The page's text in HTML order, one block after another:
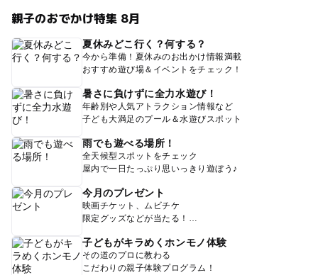
親子のおでかけ特集 8月
夏休みどこ行く？何する？
今から準備！夏休みのお出かけ情報満載
おすすめ遊び場＆イベントをチェック！
暑さに負けずに全力水遊び！
年齢別や人気アトラクション情報など
子ども大満足のプール＆水遊びスポット
雨でも遊べる場所！
全天候型スポットをチェック
屋内で一日たっぷり思いっきり遊ぼう♪
今月のプレゼント
映画チケット、ムビチケ
限定グッズなどが当たる！
子どもがキラめくホンモノ体験
その道のプロに教わる
こだわりの親子体験プログラム！